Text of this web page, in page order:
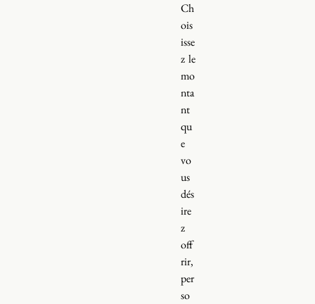
Ch
ois
isse
z le
mo
nta
nt
qu
e
vo
us
dés
ire
z
off
rir,
per
so